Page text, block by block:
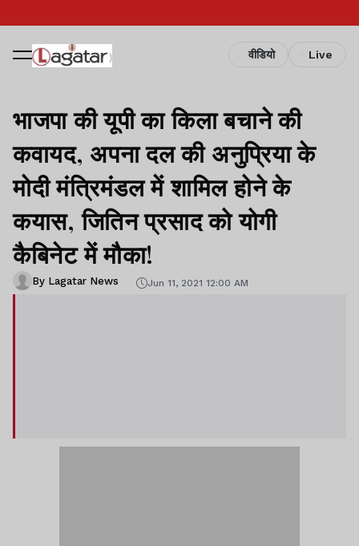
वीडियो Live
भाजपा की यूपी का किला बचाने की
कवायद, अपना दल की अनुप्रिया के
मोदी मंत्रिमंडल में शामिल होने के
कयास, जितिन प्रसाद को योगी
कैबिनेट में मौका!
By Lagatar News Jun 11, 2021 12:00 AM